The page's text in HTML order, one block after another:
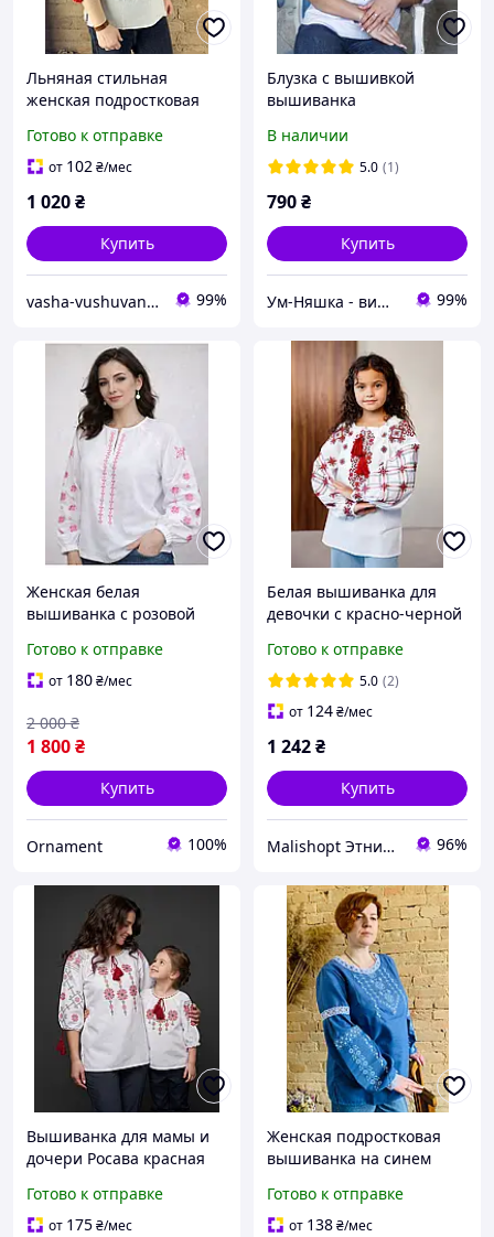
Льняная стильная
женская подростковая
красными и черными
нитями
Готово к отправке
от 102₴/мес
1 020₴
Купить
vasha-vushuvanka 99%
Блузка с вышивкой
вышиванка
женщин и девочек-
подростков Белая
В наличии
5.0 (1)
790₴
Купить
Ум-Няшка - вишиванки для всієї сім'ї та дитячий одяг 99%
Женская белая
вышиванка с розовой
украинская рубашка
стильная нежная для
повседневной носки
Готово к отправке
от 180₴/мес
1 800₴
2 000 ₴
Купить
Ornament 100%
Белая вышиванка для
девочки с красно-черной
крестиком и кисточками
Готово к отправке
5.0 (2)
от 124₴/мес
1 242₴
Купить
Malishopt Этническая одежда и головные уборы, все для крещения 96%
Вышиванка для мамы и
дочери Росава красная
Готово к отправке
от 175₴/мес
Женская подростковая
вышиванка на синем
девочки
Готово к отправке
от 138₴/мес